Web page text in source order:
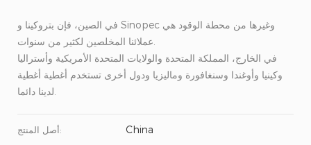
في الصين، فإن بتروكينا و Sinopec وغيرها من محطة الوقود هي
في الخارج، المملكة المتحدة والولايات المتحدة الأمريكية وأستراليا
وكينيا وأوغندا وسنغافورة وماليزيا ودول أخرى تستخدم أغطية أغطية
أصل المنتج: China